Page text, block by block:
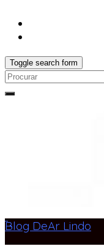
Toggle search form
Search
Blog DeAr Lindo